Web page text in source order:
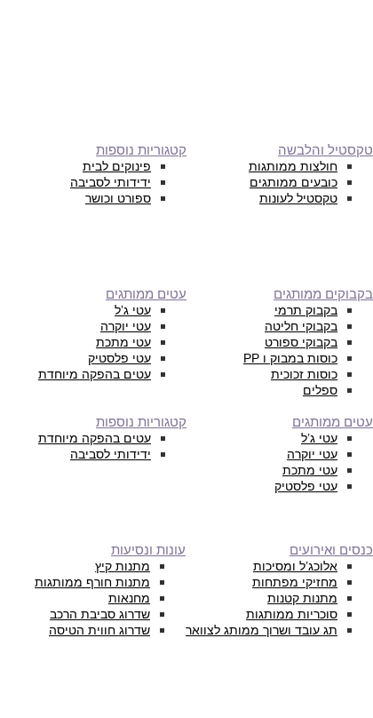
טקסטיל והלבשה
חולצות ממותגות
כובעים ממותגים
טקסטיל לעונות
קטגוריות נוספות
פינוקים לבית
ידידותי לסביבה
ספורט וכושר
בקבוקים ממותגים
בקבוק תרמי
בקבוקי חליטה
בקבוקי ספורט
כוסות במבוק ו PP
כוסות זכוכית
ספלים
עטים ממותגים
עטי ג’ל
עטי יוקרה
עטי מתכת
עטי פלסטיק
עטים בהפקה מיוחדת
עטים ממותגים
עטי ג’ל
עטי יוקרה
עטי מתכת
עטי פלסטיק
קטגוריות נוספות
עטים בהפקה מיוחדת
ידידותי לסביבה
כנסים ואירועים
אלוכג’ל ומסיכות
מחזיקי מפתחות
מתנות קטנות
סוכריות ממותגות
תג עובד ושרוך ממותג לצוואר
עונות ונסיעות
מתנות קיץ
מתנות חורף ממותגות
מחנאות
שדרוג סביבת הרכב
שדרוג חווית הטיסה